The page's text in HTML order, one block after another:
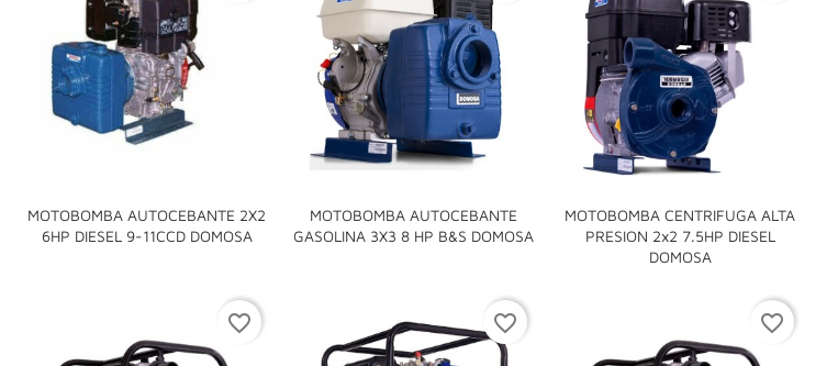
MOTOBOMBA AUTOCEBANTE 2X2
6HP DIESEL 9-11CCD DOMOSA

MOTOBOMBA AUTOCEBANTE
GASOLINA 3X3 8 HP B&S DOMOSA

MOTOBOMBA CENTRIFUGA ALTA
PRESION 2x2 7.5HP DIESEL
DOMOSA

favorite_border favorite_border favorite_border